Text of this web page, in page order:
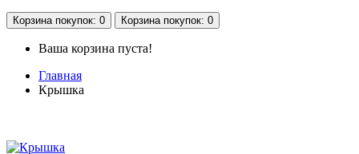
Корзинапокупок: 0 Корзинапокупок: 0
Ваша корзина пуста!
Главная
Крышка